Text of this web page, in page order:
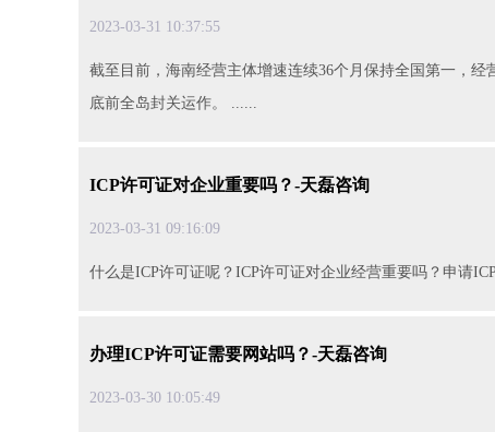
2023-03-3110:37:55
截至目前，海南经营主体增速连续36个月保持全国第一，
底前全岛封关运作。......
ICP许可证对企业重要吗？-天磊咨询
2023-03-3109:16:09
什么是ICP许可证呢？ICP许可证对企业经营重要吗？申请
办理ICP许可证需要网站吗？-天磊咨询
2023-03-3010:05:49